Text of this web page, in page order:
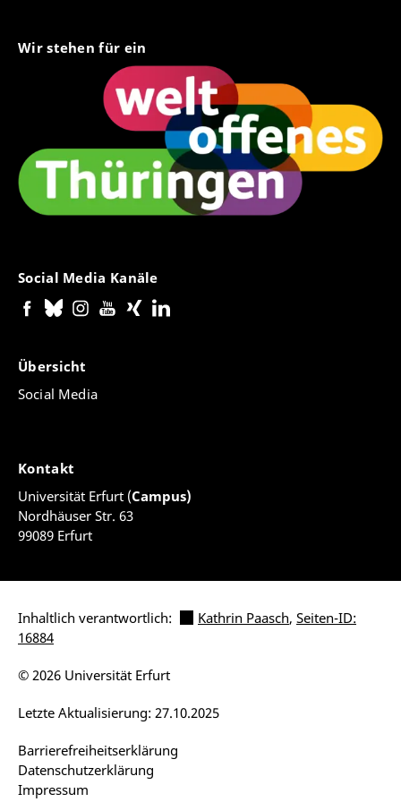
Wir stehen für ein
Social Media Kanäle
Übersicht
Social Media
Kontakt
Universität Erfurt (Campus)
Nordhäuser Str. 63
99089 Erfurt
Inhaltlich verantwortlich: Kathrin Paasch, Seiten-ID:
16884
Barrierefreiheitserklärung
Datenschutzerklärung
Impressum
Letzte Aktualisierung: 27.10.2025
© 2026 Universität Erfurt